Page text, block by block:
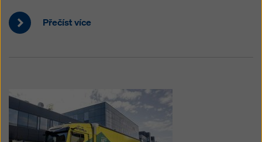
Přečíst více